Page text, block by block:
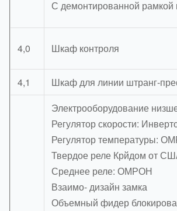
С демонтированной рамкой
4,0 Шкаф контроля
4,1
Шкаф для линии штранг-
Электрооборудование
Регулятор скорости:
Регулятор температуры:
Твердое реле Крйдом от
Среднее реле: ОМРОН
Взаимо- дизайн замка
Объемный фидер